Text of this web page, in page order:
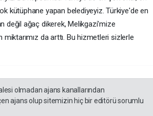
kütüphane yapan belediyeyiz. Türkiye'de en
değil ağaç dikerek, Melikgazi'mize
miktarımız da arttı. Bu hizmetleri sizlerle
olmadan ajans kanallarından
ajans olup sitemizin hiç bir editörü sorumlu